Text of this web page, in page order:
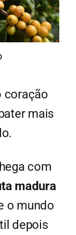
coração
mais
com
madura
o mundo
depois